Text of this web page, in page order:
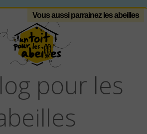
Vous aussi parrainez les abeilles
pour les